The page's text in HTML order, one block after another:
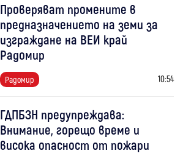
Проверяват промените в
предназначението на земи за
изграждане на ВЕИ край
Радомир
Радомир 10:54
ГДПБЗН предупреждава:
Внимание, горещо време и
висока опасност от пожари